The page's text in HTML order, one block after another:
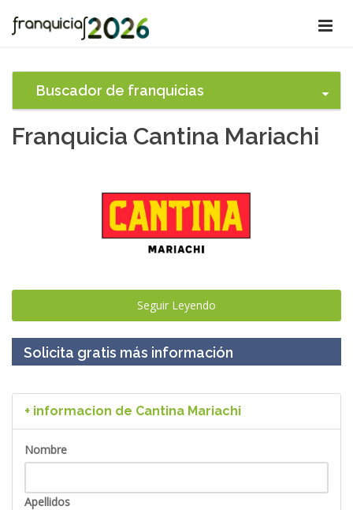
Buscador de franquicias
Franquicia Cantina Mariachi
Seguir Leyendo
Solicita gratis más información
+ informacion de Cantina Mariachi
Nombre
Apellidos